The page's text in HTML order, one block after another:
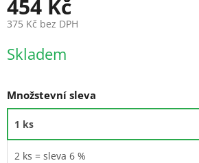
454 Kč
375 Kč bez DPH
cena:
Skladem
Množstevní sleva
1 ks
2 ks = sleva 6 %